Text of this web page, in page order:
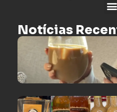
Notícias